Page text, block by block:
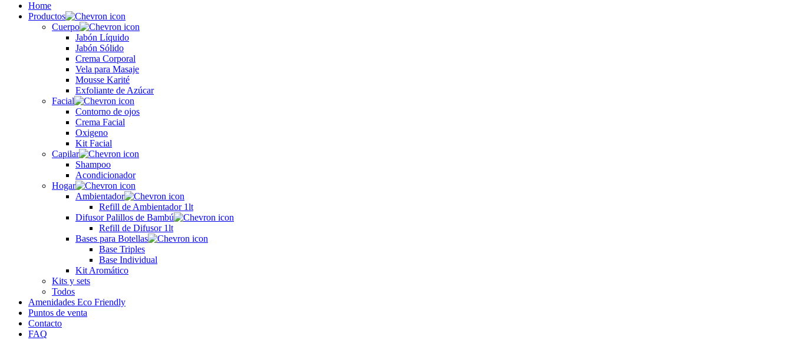
Home
Productos
Cuerpo
Jabón Líquido
Jabón Sólido
Crema Corporal
Vela para Masaje
Mousse Karité
Exfoliante de Azúcar
Facial
Contorno de ojos
Crema Facial
Oxigeno
Kit Facial
Capilar
Shampoo
Acondicionador
Hogar
Ambientador
Refill de Ambientador 1lt
Difusor Palillos de Bambú
Refill de Difusor 1lt
Bases para Botellas
Base Triples
Base Individual
Kit Aromático
Kits y sets
Todos
Amenidades Eco Friendly
Puntos de venta
Contacto
FAQ